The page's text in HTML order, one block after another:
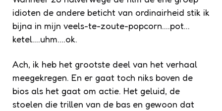
idioten de andere beticht van ordinairheid stik ik
bijna in mijn veels-te-zoute-popcorn….pot…
ketel….uhm….ok.
Ach, ik heb het grootste deel van het verhaal
meegekregen. En er gaat toch niks boven de
bios als het gaat om actie. Het geluid, de
stoelen die trillen van de bas en gewoon dat